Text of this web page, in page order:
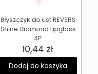
Błyszczyk do ust REVERS
Shine Diamond Lipgloss
4P
10,44 zł
Dodaj do koszyka